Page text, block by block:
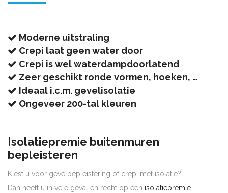
Moderne uitstraling
Crepi laat geen water door
Crepi is wel waterdampdoorlatend
Zeer geschikt ronde vormen, hoeken, …
Ideaal i.c.m. gevelisolatie
Ongeveer 200-tal kleuren
Isolatiepremie buitenmuren
bepleisteren
Kiest u voor gevelbepleistering of crepi met isolatie?
Dan heeft u in vele gevallen recht op een isolatiepremie